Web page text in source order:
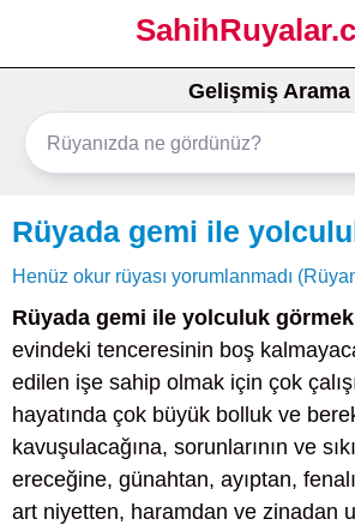
Gelişmiş Arama
Rüyada gemi ile
Henüz okur rüyası yorumlanmadı
Rüyada gemi ile yolculuk görmek
evindeki tenceresinin boş
edilen işe sahip olmak için çok
hayatında çok büyük bolluk ve
kavuşulacağına, sorunlarının ve
ereceğine, günahtan, ayıptan,
art niyetten, haramdan ve zinadan